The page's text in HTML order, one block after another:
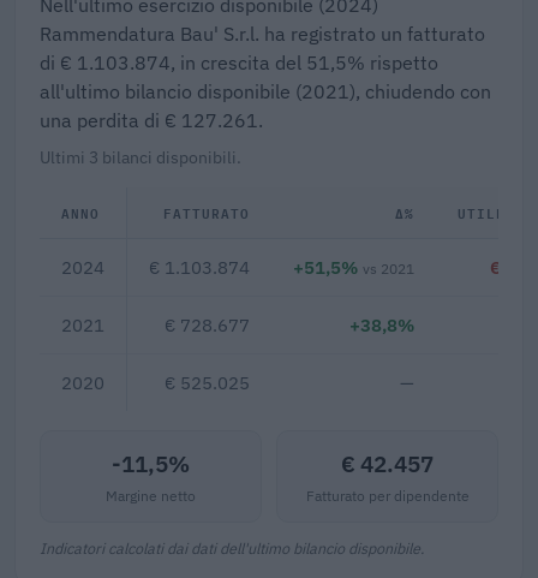
Nell'ultimo esercizio disponibile (2024)
Rammendatura Bau' S.r.l. ha registrato un fatturato
di € 1.103.874, in crescita del 51,5% rispetto
all'ultimo bilancio disponibile (2021), chiudendo con
una perdita di € 127.261.
Ultimi 3 bilanci disponibili.
ANNO FATTURATO Δ% UTILE/
2024 € 1.103.874 +51,5% vs 2021 € -
2021 € 728.677 +38,8%
2020 € 525.025 —
-11,5%
Margine netto
€ 42.457
Fatturato per dipendente
Indicatori calcolati dai dati dell'ultimo bilancio disponibile.